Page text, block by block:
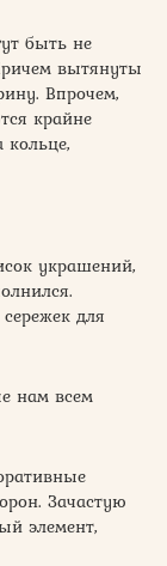
быть не
вытянуты
Впрочем,
крайне
кольце,
украшений,
для
нам всем
Зачастую
элемент,